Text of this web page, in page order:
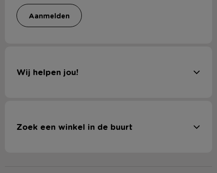
aanmelden
Wij helpen jou!
Zoek een winkel in de buurt